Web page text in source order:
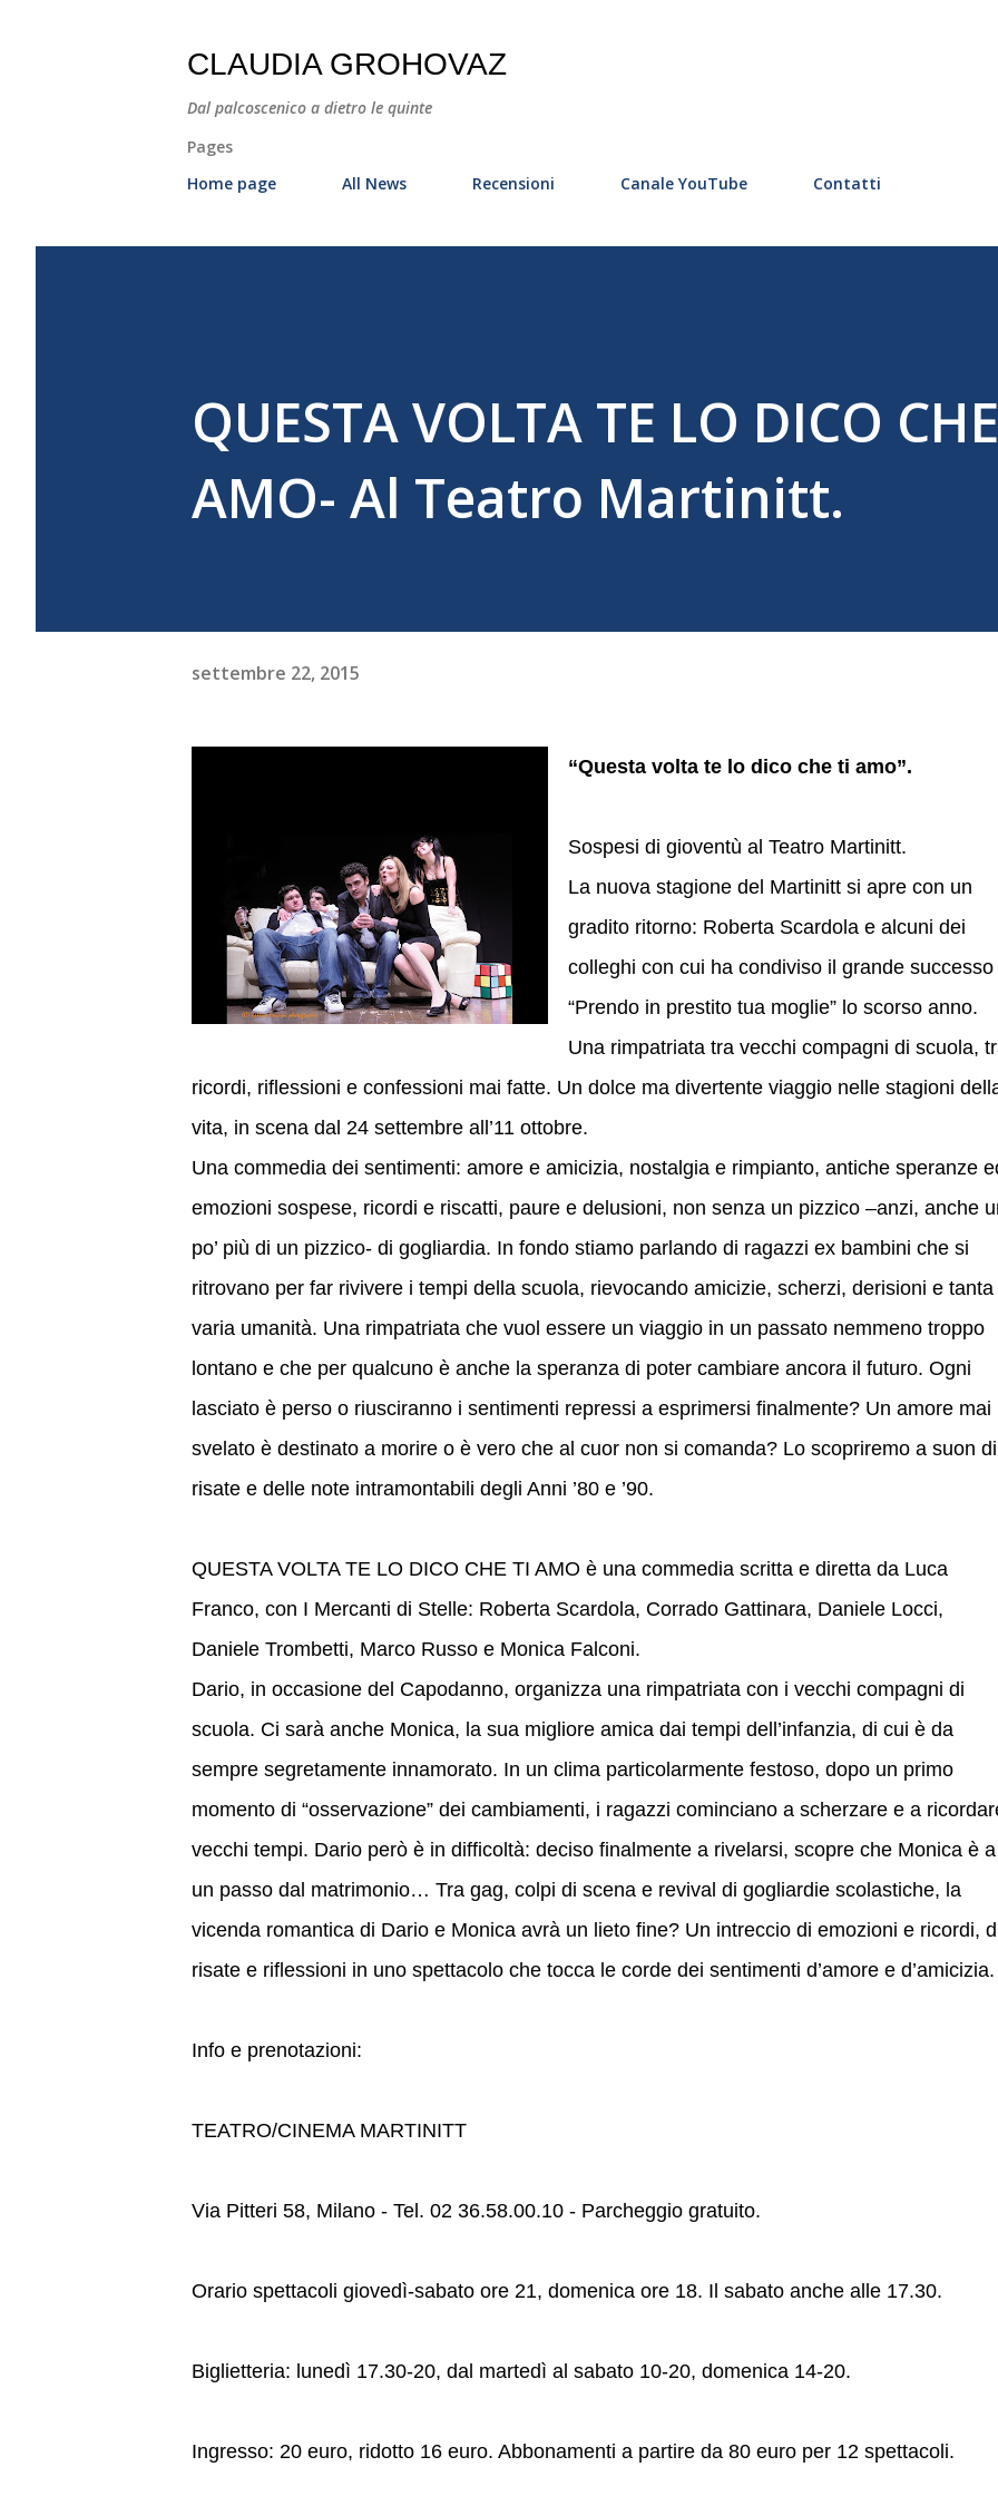
CLAUDIA GROHOVAZ
Dal palcoscenico a dietro le quinte
Pages
Home page
All News Recensioni Canale YouTube Contatti
QUESTA VOLTA TE LO DICO
AMO- Al Teatro Martinitt.
settembre 22, 2015
“Questa volta te lo dico che ti amo”.
Sospesi di gioventù al Teatro Martinitt.
La nuova stagione del Martinitt si apre con un
gradito ritorno: Roberta Scardola e alcuni dei
colleghi con cui ha condiviso il grande successo
“Prendo in prestito tua moglie” lo scorso anno.
Una rimpatriata tra vecchi compagni di scuola,
ricordi, riflessioni e confessioni mai fatte. Un dolce ma divertente viaggio nelle stagioni
vita, in scena dal 24 settembre all’11 ottobre.
Una commedia dei sentimenti: amore e amicizia, nostalgia e rimpianto, antiche speranze
emozioni sospese, ricordi e riscatti, paure e delusioni, non senza un pizzico –anzi, anche
po’ più di un pizzico- di gogliardia. In fondo stiamo parlando di ragazzi ex bambini che si
ritrovano per far rivivere i tempi della scuola, rievocando amicizie, scherzi, derisioni e tanta
varia umanità. Una rimpatriata che vuol essere un viaggio in un passato nemmeno troppo
lontano e che per qualcuno è anche la speranza di poter cambiare ancora il futuro. Ogni
lasciato è perso o riusciranno i sentimenti repressi a esprimersi finalmente? Un amore mai
svelato è destinato a morire o è vero che al cuor non si comanda? Lo scopriremo a suon di
risate e delle note intramontabili degli Anni ’80 e ’90.
QUESTA VOLTA TE LO DICO CHE TI AMO è una commedia scritta e diretta da Luca
Franco, con I Mercanti di Stelle: Roberta Scardola, Corrado Gattinara, Daniele Locci,
Daniele Trombetti, Marco Russo e Monica Falconi.
Dario, in occasione del Capodanno, organizza una rimpatriata con i vecchi compagni di
scuola. Ci sarà anche Monica, la sua migliore amica dai tempi dell’infanzia, di cui è da
sempre segretamente innamorato. In un clima particolarmente festoso, dopo un primo
momento di “osservazione” dei cambiamenti, i ragazzi cominciano a scherzare e a
vecchi tempi. Dario però è in difficoltà: deciso finalmente a rivelarsi, scopre che Monica è a
un passo dal matrimonio… Tra gag, colpi di scena e revival di gogliardie scolastiche, la
vicenda romantica di Dario e Monica avrà un lieto fine? Un intreccio di emozioni e ricordi,
risate e riflessioni in uno spettacolo che tocca le corde dei sentimenti d’amore e d’amicizia.
Info e prenotazioni:
TEATRO/CINEMA MARTINITT
Via Pitteri 58, Milano - Tel. 02 36.58.00.10 - Parcheggio gratuito.
Orario spettacoli giovedì-sabato ore 21, domenica ore 18. Il sabato anche alle 17.30.
Biglietteria: lunedì 17.30-20, dal martedì al sabato 10-20, domenica 14-20.
Ingresso: 20 euro, ridotto 16 euro. Abbonamenti a partire da 80 euro per 12 spettacoli.